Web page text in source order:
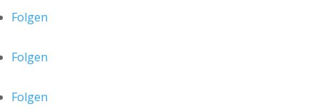
Folgen
Folgen
Folgen